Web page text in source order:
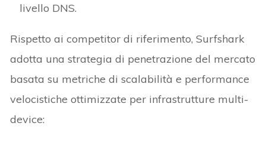
livello DNS.
Rispetto ai competitor di riferimento, Surfshark
adotta una strategia di penetrazione del mercato
basata su metriche di scalabilità e performance
velocistiche ottimizzate per infrastrutture multi-
device: